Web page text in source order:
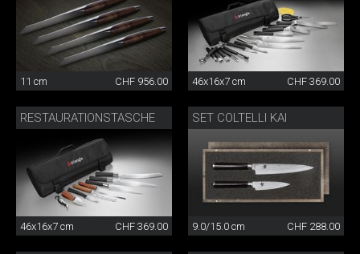
11 cm CHF 956.00 46x16x7 cm CHF 369.00
RESTAURATIONSTASCHE
46x16x7 cm CHF 369.00
SET COLTELLI KAI
9.0/15.0 cm CHF 288.00